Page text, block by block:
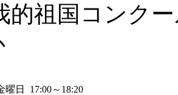
的祖国コンク
曜日 17:00～18:20